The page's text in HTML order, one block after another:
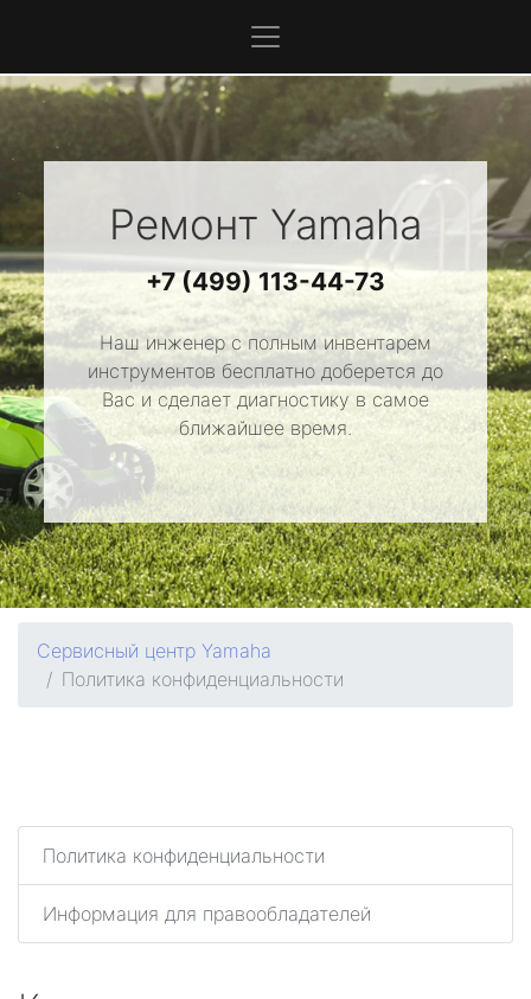
Ремонт Yamaha
+7 (499) 113-44-73
Наш инженер с полным инвентарем
инструментов бесплатно доберется до
Вас и сделает диагностику в самое
ближайшее время.
Сервисный центр Yamaha
Политика конфиденциальности
Политика конфиденциальности
Информация для правообладателей